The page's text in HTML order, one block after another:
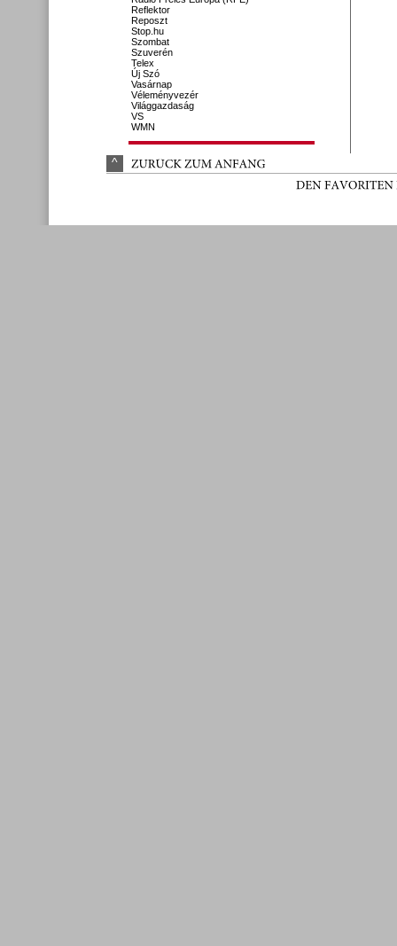
Reflektor
Reposzt
Stop.hu
Szombat
Szuverén
Telex
Új Szó
Vasárnap
Véleményvezér
Világgazdaság
VS
WMN
^ ZURÜCK ZUM ANFANG
DEN FAVORITEN